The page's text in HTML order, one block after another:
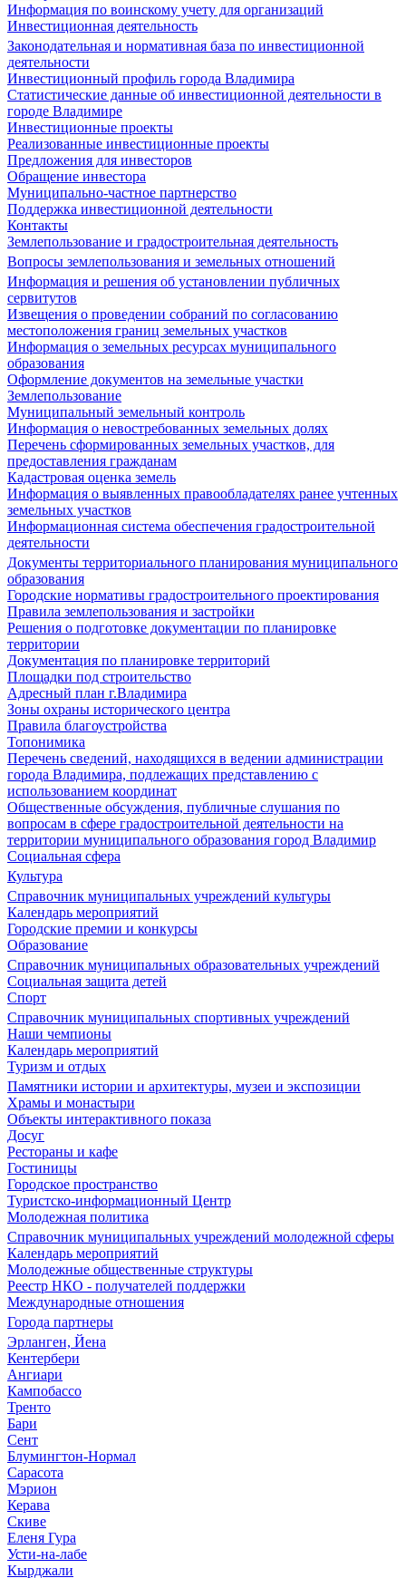
Информация по воинскому учету для организаций
Инвестиционная деятельность
Законодательная и нормативная база по инвестиционной
деятельности
Инвестиционный профиль города Владимира
Статистические данные об инвестиционной деятельности в
городе Владимире
Инвестиционные проекты
Реализованные инвестиционные проекты
Предложения для инвесторов
Обращение инвестора
Муниципально-частное партнерство
Поддержка инвестиционной деятельности
Контакты
Землепользование и градостроительная деятельность
Вопросы землепользования и земельных отношений
Информация и решения об установлении публичных
сервитутов
Извещения о проведении собраний по согласованию
местоположения границ земельных участков
Информация о земельных ресурсах муниципального
образования
Оформление документов на земельные участки
Землепользование
Муниципальный земельный контроль
Информация о невостребованных земельных долях
Перечень сформированных земельных участков, для
предоставления гражданам
Кадастровая оценка земель
Информация о выявленных правообладателях ранее учтенных
земельных участков
Информационная система обеспечения градостроительной
деятельности
Документы территориального планирования муниципального
образования
Городские нормативы градостроительного проектирования
Правила землепользования и застройки
Решения о подготовке документации по планировке
территории
Документация по планировке территорий
Площадки под строительство
Адресный план г.Владимира
Зоны охраны исторического центра
Правила благоустройства
Топонимика
Перечень сведений, находящихся в ведении администрации
города Владимира, подлежащих представлению с
использованием координат
Общественные обсуждения, публичные слушания по
вопросам в сфере градостроительной деятельности на
территории муниципального образования город Владимир
Социальная сфера
Культура
Справочник муниципальных учреждений культуры
Календарь мероприятий
Городские премии и конкурсы
Образование
Справочник муниципальных образовательных учреждений
Социальная защита детей
Спорт
Справочник муниципальных спортивных учреждений
Наши чемпионы
Календарь мероприятий
Туризм и отдых
Памятники истории и архитектуры, музеи и экспозиции
Храмы и монастыри
Объекты интерактивного показа
Досуг
Рестораны и кафе
Гостиницы
Городское пространство
Туристско-информационный Центр
Молодежная политика
Справочник муниципальных учреждений молодежной сферы
Календарь мероприятий
Молодежные общественные структуры
Реестр НКО - получателей поддержки
Международные отношения
Города партнеры
Эрланген, Йена
Кентербери
Ангиари
Кампобассо
Тренто
Бари
Сент
Блумингтон-Нормал
Сарасота
Мэрион
Керава
Скиве
Еленя Гура
Усти-на-лабе
Кырджали